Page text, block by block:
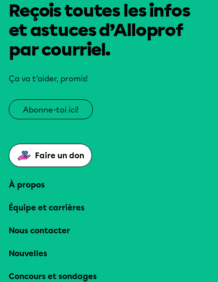
Reçois toutes les infos
et astuces d’Alloprof
par courriel.
Ça va t’aider, promis!
Abonne-toi ici!
Faire un don
À propos
Équipe et carrières
Nous contacter
Nouvelles
Concours et sondages